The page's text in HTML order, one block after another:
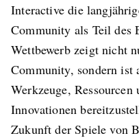
Interactive die
Community als Teil des
Wettbewerb zeigt nicht
Community, sondern ist
Werkzeuge,
Innovationen
Zukunft der Spiele von